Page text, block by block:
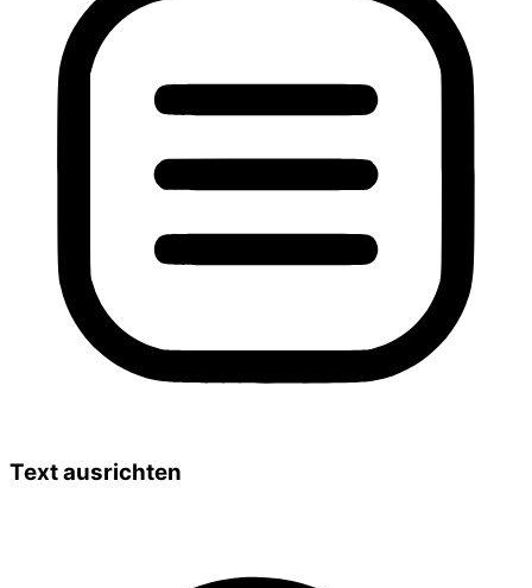
Text ausrichten